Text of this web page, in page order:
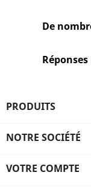
De
PRODUITS
NOTRE SOCIÉTÉ
VOTRE COMPTE